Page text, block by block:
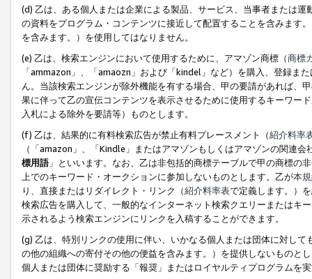
(d) 乙は、ある個人または企業による製品、サービス、当事者または
の資料をプログラム・コンテンツに接近して配置することを含みます
を含みます。）を使用してはなりません。
(e) 乙は、検索エンジンにおいて使用するために、アマゾン商標（商標
「ammazon」、「amaozn」および「kindel」など）を購入、登録ま
ん。当該検索エンジンが除外機能を有する場合、甲の要請があれば、
果に伴って乙の宣伝コンテンツを表示させるために使用するキーワー
入札による除外を要請等）ものとします。
(f) 乙は、結果的に有料検索広告が禁止有料プレースメント（紹介料率
（「amazon」、「Kindle」またはアマゾンもしくはアマゾンの関連
標用語」といいます。なお、乙は非包括的商標テーブルで甲の商標の
上でのキーワード・オークションに参加しないものとします。乙が本
り、直接またはリダイレクト・リンク（紹介料率表で定義します。）
検索広告を購入して、一般的なインターネット検索クエリーまたはキ
示されるよう検索エンジンにリンクを入稿することができます。
(g) 乙は、特別リンクの使用に伴い、いかなる個人または団体に対し
の他の組織への寄付その他の便益を含みます。）を提供しないものと
個人または団体に奨励する「報奨」またはロイヤルティプログラムを